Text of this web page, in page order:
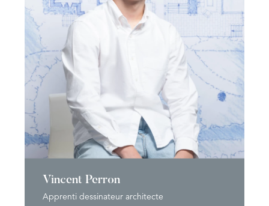
Vincent Perron
Apprenti dessinateur architecte